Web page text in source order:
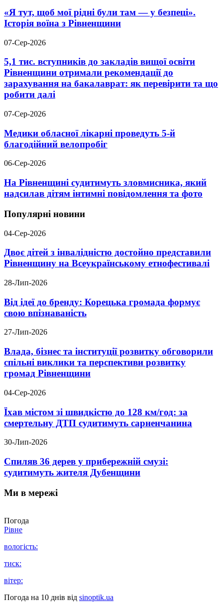
«Я тут, щоб мої рідні були там — у безпеці».
Історія воїна з Рівненщини
07-Сер-2026
5,1 тис. вступників до закладів вищої освіти
Рівненщини отримали рекомендації до
зарахування на бакалаврат: як перевірити та що
робити далі
07-Сер-2026
Медики обласної лікарні проведуть 5-й
благодійний велопробіг
06-Сер-2026
На Рівненщині судитимуть зловмисника, який
надсилав дітям інтимні повідомлення та фото
Популярні новини
04-Сер-2026
Двоє дітей з інвалідністю достойно представили
Рівненщину на Всеукраїнському етнофестивалі
28-Лип-2026
Від ідеї до бренду: Корецька громада формує
свою впізнаваність
27-Лип-2026
Влада, бізнес та інституції розвитку обговорили
спільні виклики та перспективи розвитку
громад Рівненщини
04-Сер-2026
Їхав містом зі швидкістю до 128 км/год: за
смертельну ДТП судитимуть сарненчанина
30-Лип-2026
Спиляв 36 дерев у прибережній смузі:
судитимуть жителя Дубенщини
Ми в мережі
Погода
Рівне
вологість:
тиск:
вітер:
Погода на 10 днів від sinoptik.ua